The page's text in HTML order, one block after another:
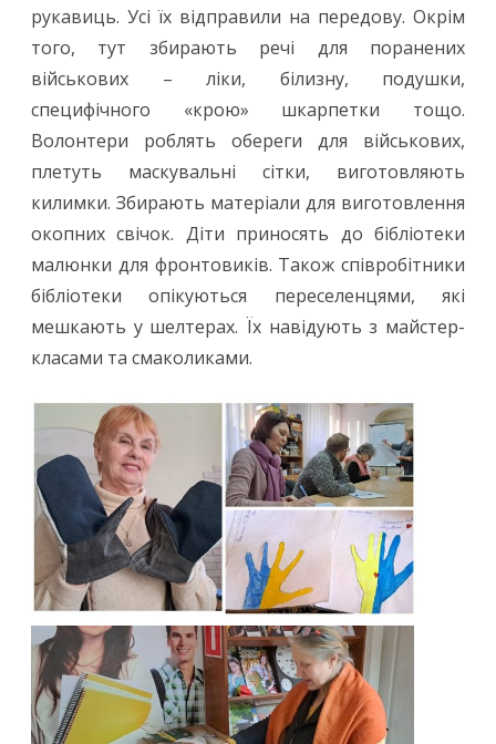
рукавиць. Усі їх відправили на передову. Окрім
того, тут збирають речі для поранених
військових – ліки, білизну, подушки,
специфічного «крою» шкарпетки тощо.
Волонтери роблять обереги для військових,
плетуть маскувальні сітки, виготовляють
килимки. Збирають матеріали для виготовлення
окопних свічок. Діти приносять до бібліотеки
малюнки для фронтовиків. Також співробітники
бібліотеки опікуються переселенцями, які
мешкають у шелтерах. Їх навідують з майстер-
класами та смаколиками.